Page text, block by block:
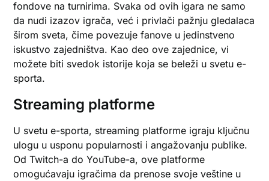
fondove na turnirima. Svaka od ovih igara ne samo
da nudi izazov igrača, već i privlači pažnju gledalaca
širom sveta, čime povezuje fanove u jedinstveno
iskustvo zajedništva. Kao deo ove zajednice, vi
možete biti svedok istorije koja se beleži u svetu e-
sporta.
Streaming platforme
U svetu e-sporta, streaming platforme igraju ključnu
ulogu u usponu popularnosti i angažovanju publike.
Od Twitch-a do YouTube-a, ove platforme
omogućavaju igračima da prenose svoje veštine u